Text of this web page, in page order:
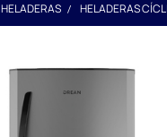
HELADERAS HELADERAS